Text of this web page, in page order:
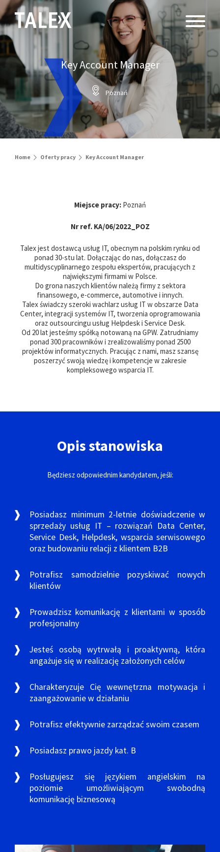
Key Account Manager
Poznań
Home Oferty pracy Key Account Manager
Miejsce pracy: Poznań
Nr ref. KA/06/2022_POZ
Talex jest dostawcą usług IT, obecnym na polskim rynku od
ponad 30-stu lat. Dołączając do nas, dołączasz do
multidyscyplinarnego zespołu ekspertów, pracujących z
największymi firmami w Polsce.
Do grona naszych klientów należą firmy z sektora
finansowego, e-commerce, automotive i innych.
Talex świadczy szeroki wachlarz usług IT w obszarze Data
Center, integracji systemów IT, tworzenia oprogramowania
oraz outsourcingu usług Helpdesk i Service Desk.
Od 20 lat jesteśmy spółką notowaną na GPW. Zatrudniamy
ponad 300 pracowników i zrealizowaliśmy ponad 2500
projektów informatycznych. Pracując z nami, masz szansę
poszerzyć swoją wiedzę i kompetencje w zakresie
kompleksowego wsparcia IT.
Opis stanowiska
Będziesz odpowiednim kandydatem, jeśli:
Posiadasz minimum 2-letnie doświadczenie w
sprzedaży usług IT – rozwiązań Data Center,
Service Desk, Helpdesk, wsparcia serwisowego
oraz budowaniu relacji z klientem B2B
Potrafisz samodzielnie pozyskiwać nowych
klientów
Prowadzisz komunikację z klientami w sposób
profesjonalny
Jesteś osobą wytrwałą i proaktywną, która
angażuje się w realizację założonych celów
Charakteryzuje Cię wewnętrzna motywacja i
zaangażowanie w działaniu
Potrafisz efektywnie zarządzać swoim czasem
Posiadasz prawo jazdy kat. B
Posługujesz się językiem angielskim na
poziomie umożliwiającym swobodną
komunikację biznesową